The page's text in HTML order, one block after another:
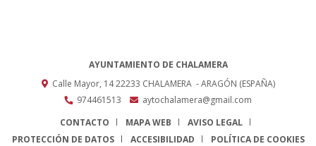
AYUNTAMIENTO DE CHALAMERA
Calle Mayor, 1422233 CHALAMERA - ARAGÓN (ESPAÑA)
974461513
aytochalamera@gmail.com
CONTACTO
MAPA WEB
AVISO LEGAL
PROTECCIÓN DE DATOS
ACCESIBILIDAD POLÍTICA DE COOKIES